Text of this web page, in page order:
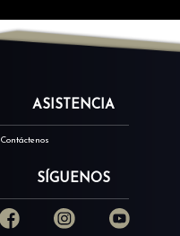
ASISTENCIA
Contáctenos
SÍGUENOS